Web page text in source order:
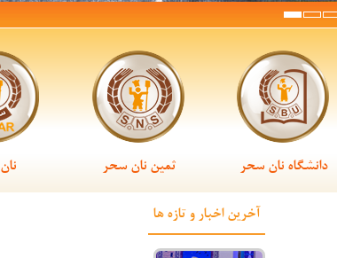
دانشگاه نان سحر ثمین نان سحر
آخرین اخبار و تازه ها